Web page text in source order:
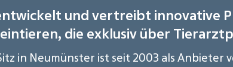
und vertreibt innovative
die exklusiv über
in Neumünster ist seit 2003 als